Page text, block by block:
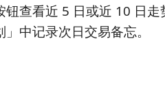
钮查看近 5 日或近 10 日走
中记录次日交易备忘。